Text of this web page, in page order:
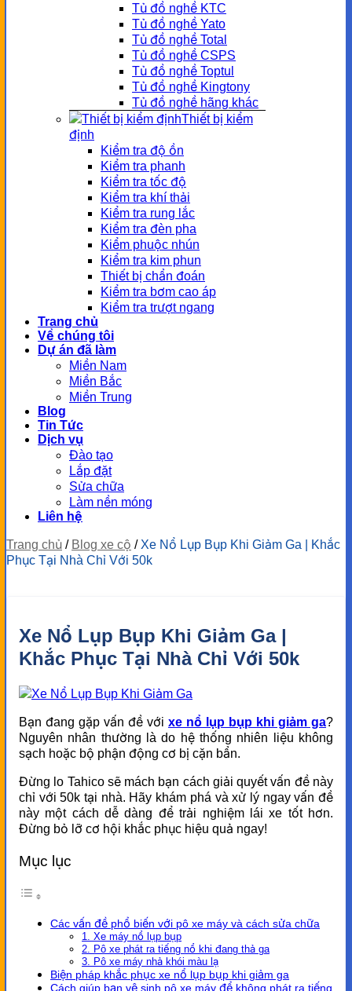
Tủ đồ nghề KTC
Tủ đồ nghề Yato
Tủ đồ nghề Total
Tủ đồ nghề CSPS
Tủ đồ nghề Toptul
Tủ đồ nghề Kingtony
Tủ đồ nghề hãng khác
Thiết bị kiểm
định
Kiểm tra độ ồn
Kiểm tra phanh
Kiểm tra tốc độ
Kiểm tra khí thải
Kiểm tra rung lắc
Kiểm tra đèn pha
Kiểm phuộc nhún
Kiểm tra kim phun
Thiết bị chẩn đoán
Kiểm tra bơm cao áp
Kiểm tra trượt ngang
Trang chủ
Về chúng tôi
Dự án đã làm
Miền Nam
Miền Bắc
Miền Trung
Blog
Tin Tức
Dịch vụ
Đào tạo
Lắp đặt
Sửa chữa
Làm nền móng
Liên hệ
Trang chủ / Blog xe cộ / Xe Nổ Lụp Bụp Khi Giảm Ga | Khắc
Phục Tại Nhà Chỉ Với 50k
Xe Nổ Lụp Bụp Khi Giảm Ga |
Khắc Phục Tại Nhà Chỉ Với 50k
Bạn đang gặp vấn đề với xe nổ lụp bụp khi giảm ga?
Nguyên nhân thường là do hệ thống nhiên liệu không
sạch hoặc bộ phận động cơ bị cặn bẩn.
Đừng lo Tahico sẽ mách bạn cách giải quyết vấn đề này
chỉ với 50k tại nhà. Hãy khám phá và xử lý ngay vấn đề
này một cách dễ dàng để trải nghiệm lái xe tốt hơn.
Đừng bỏ lỡ cơ hội khắc phục hiệu quả ngay!
Mục lục
Các vấn đề phổ biến với pô xe máy và cách sửa chữa
1. Xe máy nổ lụp bụp
2. Pô xe phát ra tiếng nổ khi đang thả ga
3. Pô xe máy nhả khói màu lạ
Biện pháp khắc phục xe nổ lụp bụp khi giảm ga
Cách giúp bạn vệ sinh pô xe máy để không phát ra tiếng